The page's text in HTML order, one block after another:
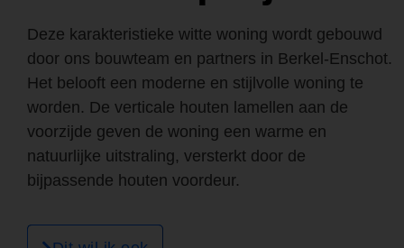
Deze karakteristieke witte woning wordt gebouwd
door ons bouwteam en partners in Berkel-Enschot.
Het belooft een moderne en stijlvolle woning te
worden. De verticale houten lamellen aan de
voorzijde geven de woning een warme en
natuurlijke uitstraling, versterkt door de
bijpassende houten voordeur.